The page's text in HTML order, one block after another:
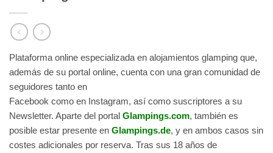
Plataforma online especializada en alojamientos glamping que,
además de su portal online, cuenta con una gran comunidad de
seguidores tanto en
Facebook como en Instagram, así como suscriptores a su
Newsletter. Aparte del portal Glampings.com, también es
posible estar presente en Glampings.de, y en ambos casos sin
costes adicionales por reserva. Tras sus 18 años de